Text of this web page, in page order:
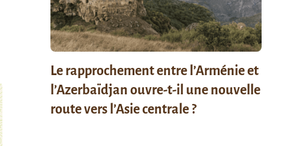
Le rapprochement entre l’Arménie et
l’Azerbaïdjan ouvre-t-il une nouvelle
route vers l’Asie centrale ?